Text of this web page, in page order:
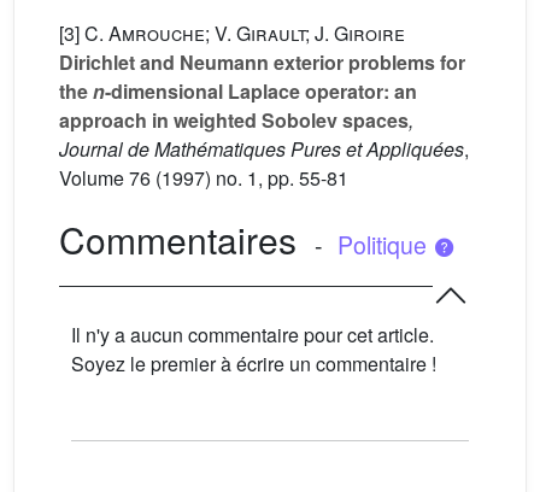
[3]C. Amrouche; V. Girault; J. Giroire
Dirichlet and Neumann exterior problems for
then-dimensional Laplace operator: an
approach in weighted Sobolev spaces,
Journal de Mathématiques Pures et Appliquées,
Volume 76 (1997) no. 1, pp. 55-81
Commentaires - Politique
Il n'y a aucun commentaire pour cet article.
Soyez le premier à écrire un commentaire !